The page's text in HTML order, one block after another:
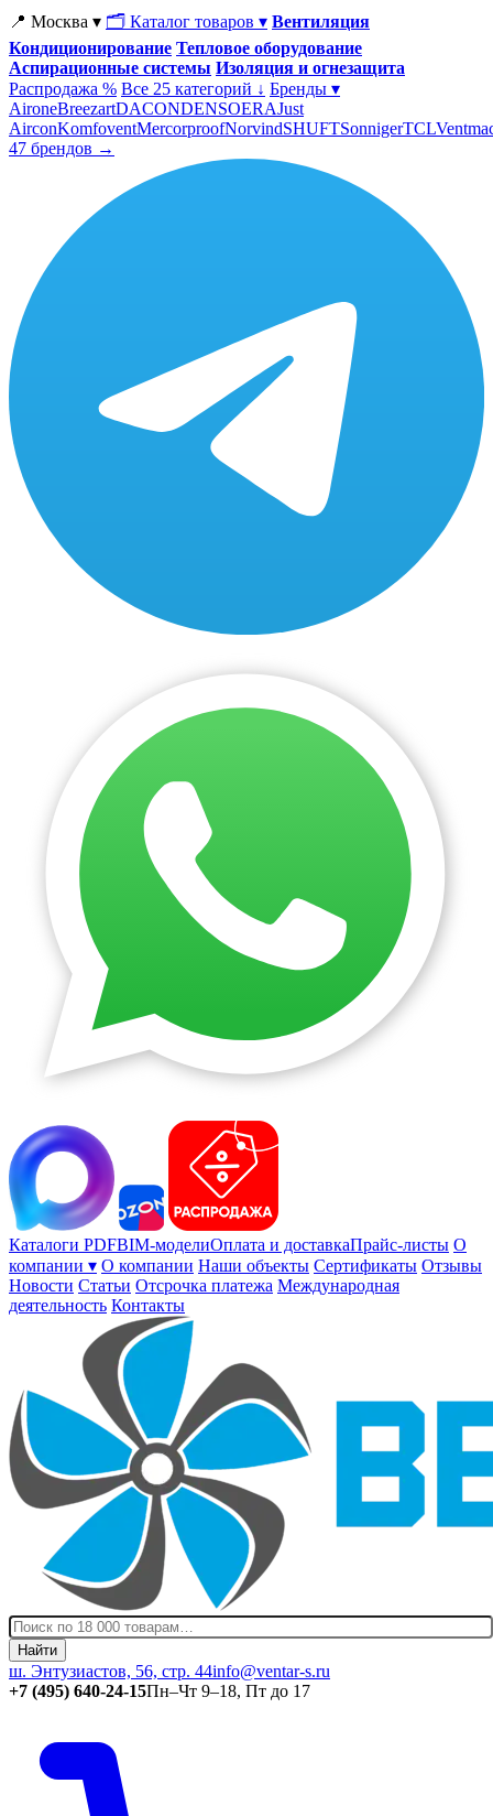
📍 Москва ▾ 🗂 Каталог товаров ▾ Вентиляция
Кондиционирование Тепловое оборудование
Аспирационные системы Изоляция и огнезащита
Распродажа % Все 25 категорий ↓ Бренды ▾
AironeBreezartDACONDENSOERAJust
AirconKomfoventMercorproofNorvindSHUFTSonnigerTCL
47 брендов →
Каталоги PDFBIM-моделиОплата и доставкаПрайс-листы О
компании ▾ О компании Наши объекты Сертификаты Отзывы
Новости Статьи Отсрочка платежа Международная
деятельность Контакты
Найти
ш. Энтузиастов, 56, стр. 44info@ventar-s.ru
+7 (495) 640-24-15Пн–Чт 9–18, Пт до 17